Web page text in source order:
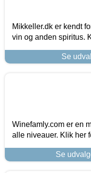
Mikkeller.dk er kendt
vin og anden spiritus.
Se
Winefamly.com er en
alle niveauer. Klik her
Se